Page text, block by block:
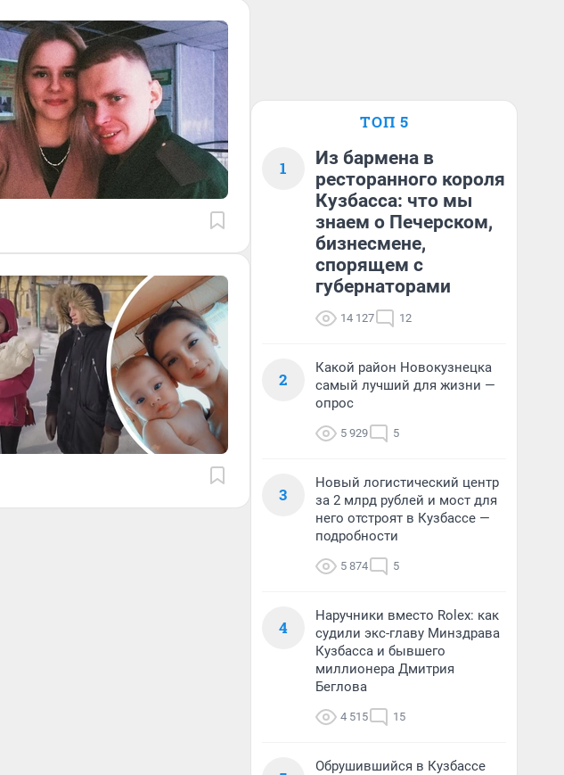
ТОП 5
1
Из бармена в
ресторанного короля
Кузбасса: что мы
знаем о Печерском,
бизнесмене,
спорящем с
губернаторами
14 127 12
2
Какой район Новокузнецка
самый лучший для жизни —
опрос
5 929 5
3
Новый логистический центр
за 2 млрд рублей и мост для
него отстроят в Кузбассе —
подробности
5 874 5
4
Наручники вместо Rolex: как
судили экс-главу Минздрава
Кузбасса и бывшего
миллионера Дмитрия
Беглова
4 515 15
Обрушившийся в Кузбассе